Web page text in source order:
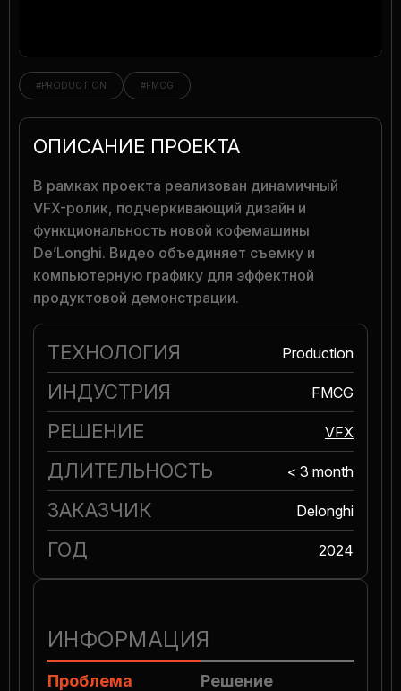
#PRODUCTION #FMCG
ОПИСАНИЕ ПРОЕКТА
В рамках проекта реализован динамичный
VFX-ролик, подчеркивающий дизайн и
функциональность новой кофемашины
De’Longhi. Видео объединяет съемку и
компьютерную графику для эффектной
продуктовой демонстрации.
ТЕХНОЛОГИЯ Production
ИНДУСТРИЯ FMCG
РЕШЕНИЕ VFX
ДЛИТЕЛЬНОСТЬ < 3 month
ЗАКАЗЧИК Delonghi
ГОД 2024
ИНФОРМАЦИЯ
Проблема Решение